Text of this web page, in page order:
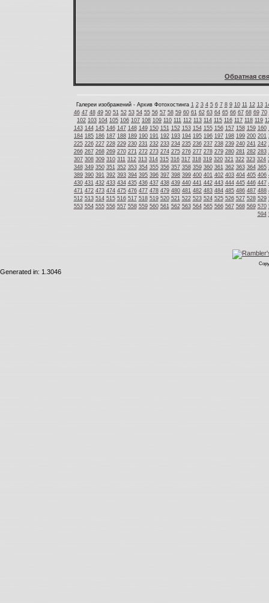
Обратная
Галереи изображений - Архив Фотохостинга 1 2 3 4 5 6 7 8 9 10 11 12 13
46 47 48 49 50 51 52 53 54 55 56 57 58 59 60 61 62 63 64 65 66 67 68 69 70
102 103 104 105 106 107 108 109 110 111 112 113 114 115 116 117 118 119
143 144 145 146 147 148 149 150 151 152 153 154 155 156 157 158 159 160
184 185 186 187 188 189 190 191 192 193 194 195 196 197 198 199 200 201
225 226 227 228 229 230 231 232 233 234 235 236 237 238 239 240 241 242
266 267 268 269 270 271 272 273 274 275 276 277 278 279 280 281 282 283
307 308 309 310 311 312 313 314 315 316 317 318 319 320 321 322 323 324
348 349 350 351 352 353 354 355 356 357 358 359 360 361 362 363 364 365
389 390 391 392 393 394 395 396 397 398 399 400 401 402 403 404 405 406
430 431 432 433 434 435 436 437 438 439 440 441 442 443 444 445 446 447
471 472 473 474 475 476 477 478 479 480 481 482 483 484 485 486 487 488
512 513 514 515 516 517 518 519 520 521 522 523 524 525 526 527 528 529
553 554 555 556 557 558 559 560 561 562 563 564 565 566 567 568 569 570
594
Generated in: 1.3046